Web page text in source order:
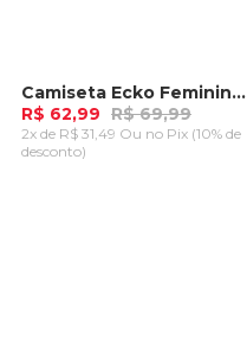
-10%Camiseta Ecko Feminina Green Pink
R$ 62,99 R$ 69,99
2x de R$ 31,49 Ou no Pix (10% de
desconto)